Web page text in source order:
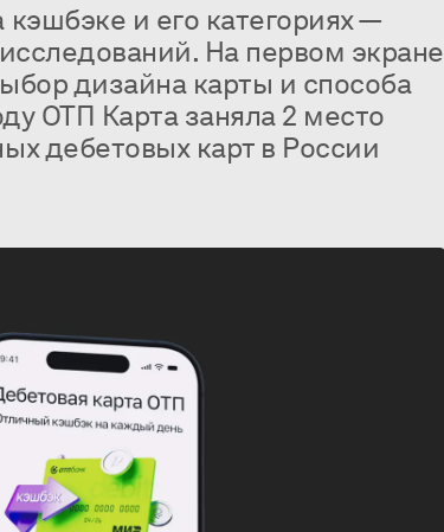
и его категориях —
На первом экране
дизайна карты и способа
ОТП Карта заняла 2 место
дебетовых карт в России